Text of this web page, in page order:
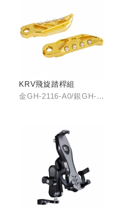
KRV飛旋踏桿組
金GH-2116-A0/銀GH-